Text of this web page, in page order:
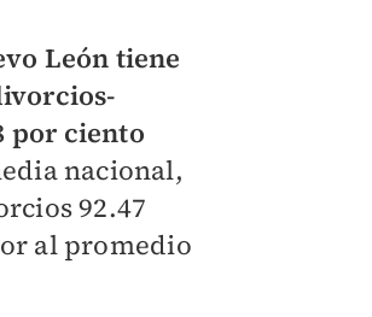
León tiene
por ciento
nacional,
92.47
al promedio